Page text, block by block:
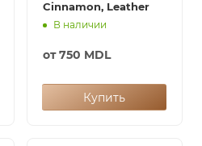
Cinnamon, Leather
В наличии
от750 MDL
Купить